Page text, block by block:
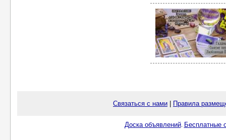
Связаться с нами Правила
Доска объявлений. Бесплатные